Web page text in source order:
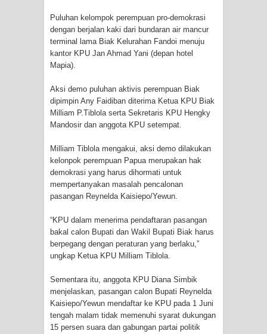
Profil Lengkap Papua Barat, Bumi
Cenderawasih di Ujung Barat Papua
Cenderawasih di Ujung Timur
Indonesia
Profil Lengkap Aceh, Provinsi
Istimewa di Ujung Sumatera
Lima Rumah Pribadi Terbakar Di
Hamadi Jayapura Selatan
Gempa M3,3 Guncang Nabire, BMKG
Imbau Waspada Susulan
Mama-Mama Pasar Lama Sentani
Protes Tumpukan Sampah dengan
Puluhan kelompok perempuan pro-demokrasi
dengan berjalan kaki dari bundaran air mancur
terminal lama Biak Kelurahan Fandoi menuju
kantor KPU Jan Ahmad Yani (depan hotel
Mapia).
Aksi demo puluhan aktivis perempuan Biak
dipimpin Any Faidiban diterima Ketua KPU Biak
Milliam P.Tiblola serta Sekretaris KPU Hengky
Mandosir dan anggota KPU setempat.
Milliam Tiblola mengakui, aksi demo dilakukan
kelonpok perempuan Papua merupakan hak
demokrasi yang harus dihormati untuk
mempertanyakan masalah pencalonan
pasangan Reynelda Kaisiepo/Yewun.
“KPU dalam menerima pendaftaran pasangan
bakal calon Bupati dan Wakil Bupati Biak harus
berpegang dengan peraturan yang berlaku,”
ungkap Ketua KPU Milliam Tiblola.
Sementara itu, anggota KPU Diana Simbik
menjelaskan, pasangan calon Bupati Reynelda
Kaisiepo/Yewun mendaftar ke KPU pada 1 Juni
tengah malam tidak memenuhi syarat dukungan
15 persen suara dan gabungan partai politik